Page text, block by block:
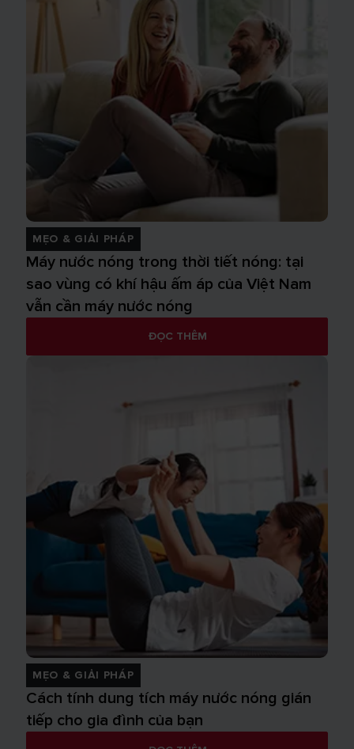
MẸO & GIẢI PHÁP
Máy nước nóng trong thời tiết nóng: tại
sao vùng có khí hậu ấm áp của Việt Nam
vẫn cần máy nước nóng
ĐỌC THÊM
MẸO & GIẢI PHÁP
Cách tính dung tích máy nước nóng gián
tiếp cho gia đình của bạn